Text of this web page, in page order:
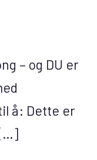
– og DU er
å: Dette er
[…]